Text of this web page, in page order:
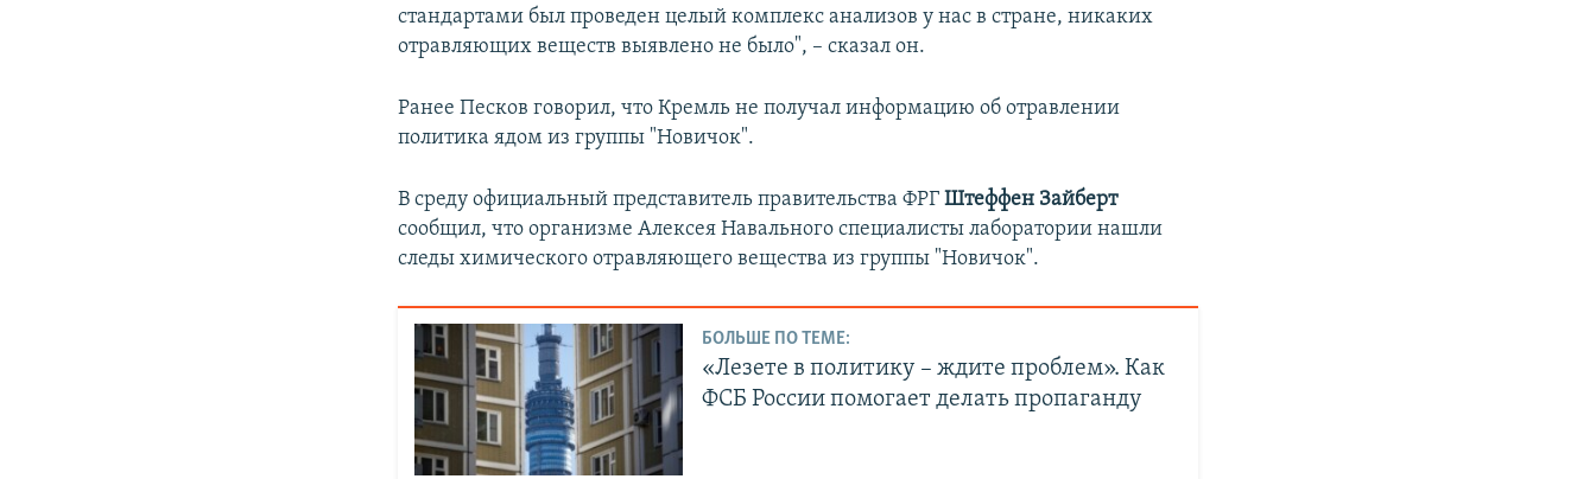
стандартами был проведен целый комплекс анализов у нас в стране, никаких
отравляющих веществ выявлено не было", – сказал он.
Ранее Песков говорил, что Кремль не получал информацию об отравлении
политика ядом из группы "Новичок".
В среду официальный представитель правительства ФРГШтеффен Зайберт
сообщил, что организме Алексея Навального специалисты лаборатории нашли
следы химического отравляющего вещества из группы "Новичок".
БОЛЬШЕ ПО ТЕМЕ:
«Лезете в политику – ждите проблем». Как
ФСБ России помогает делать пропаганду